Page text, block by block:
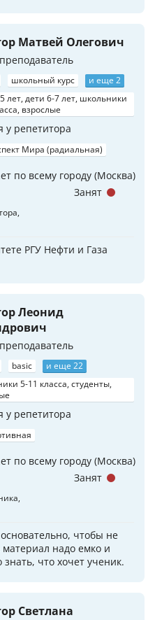
Матвей Олегович
школьный курс
и еще 2
лет, дети 6-7 лет, школьники
взрослые
у репетитора
Мира (радиальная)
по всему городу (Москва)
РГУ Нефти и Газа
Занят
Леонид
basic
и еще 22
5-11 класса, студенты,
у репетитора
по всему городу (Москва)
чтобы не
материал надо емко и
что хочет ученик.
Занят
Светлана